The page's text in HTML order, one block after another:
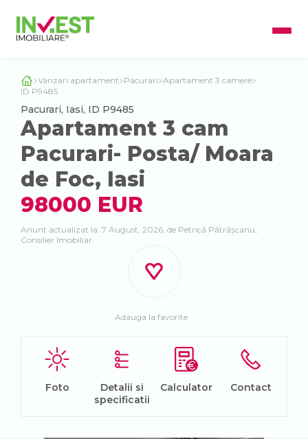
Vanzari apartament Pacurari Apartament 3 camere
ID P9485
Pacurari, Iasi, ID P9485
Apartament 3 cam
Pacurari- Posta/ Moara
de Foc, Iasi
98000 EUR
Anunt actualizat la: 7 August, 2026, de Petrică Pătrășcanu,
Consilier Imobiliar.
Adauga la favorite
Foto
Detalii si
specificatii
Calculator Contact